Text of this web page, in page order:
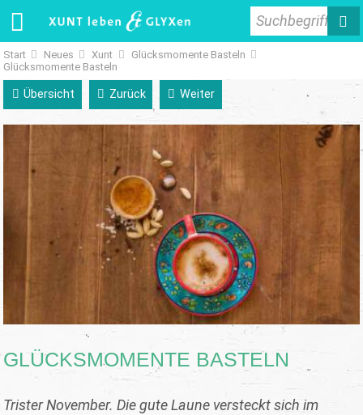
Suchbegriff
Start Neues Xunt
Glücksmomente Basteln
Glücksmomente Basteln
Übersicht Zurück Weiter
GLÜCKSMOMENTE BASTELN
Trister November. Die gute Laune versteckt sich im